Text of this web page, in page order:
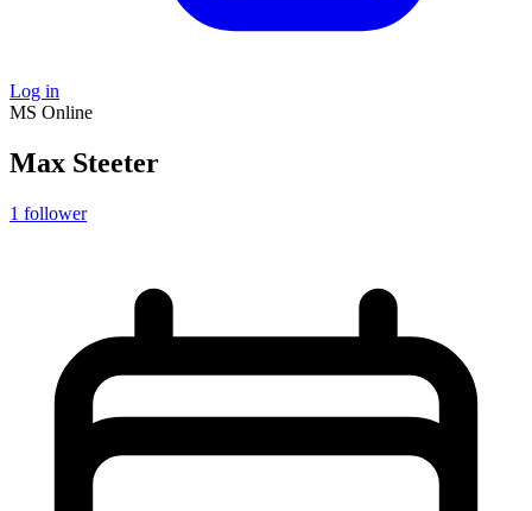
Log in
MS Online
Max Steeter
1 follower